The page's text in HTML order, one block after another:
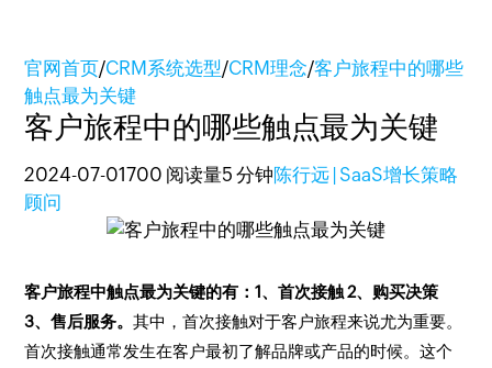
官网首页/CRM系统选型/CRM理念/客户旅程中的哪些
触点最为关键
客户旅程中的哪些触点最为关键
2024-07-01700 阅读量5 分钟陈行远 | SaaS增长策略
顾问
客户旅程中触点最为关键的有：1、首次接触 2、购买决策
3、售后服务。其中，首次接触对于客户旅程来说尤为重要。
首次接触通常发生在客户最初了解品牌或产品的时候。这个